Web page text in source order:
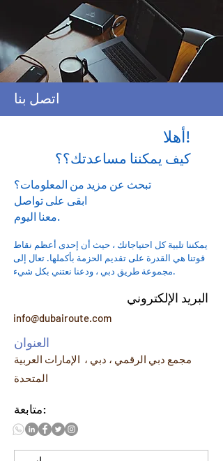
اتصل بنا
أهلا!
كيف يمكننا مساعدتك؟؟
تبحث عن مزيد من المعلومات؟
ابقى على تواصل
معنا اليوم.
يمكننا تلبية كل احتياجاتك ، حيث أن إحدى أعظم نقاط
قوتنا هي القدرة على تقديم الحزمة بأكملها. تعال إلى
مجموعة طريق دبي ، ودعنا نعتني بكل شيء.
البريد الإلكتروني
info@dubairoute.com
العنوان
مجمع دبي الرقمي ، دبي ، الإمارات العربية
المتحدة
متابعة: